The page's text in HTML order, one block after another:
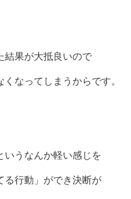
結果が大抵良いので
なってしまうからです。
いうなんか軽い感じを
る行動」ができ決断が